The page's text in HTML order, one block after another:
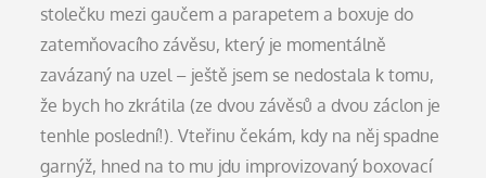
stolečku mezi gaučem a parapetem a boxuje do
zatemňovacího závěsu, který je momentálně
zavázaný na uzel – ještě jsem se nedostala k tomu,
že bych ho zkrátila (ze dvou závěsů a dvou záclon je
tenhle poslední!). Vteřinu čekám, kdy na něj spadne
garnýž, hned na to mu jdu improvizovaný boxovací